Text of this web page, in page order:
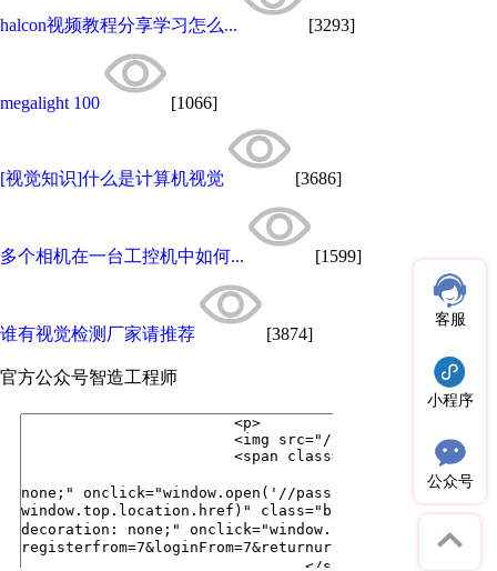
halcon视频教程分享学习怎么... [3293]
megalight 100 [1066]
[视觉知识]什么是计算机视觉 [3686]
多个相机在一台工控机中如何... [1599]
谁有视觉检测厂家请推荐 [3874]
官方公众号智造工程师
客服
小程序
公众号